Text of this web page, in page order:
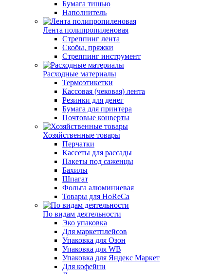
Бумага тишью
Наполнитель
Лента полипропиленовая
Стреппинг лента
Скобы, пряжки
Стреппинг инструмент
Расходные материалы
Термоэтикетки
Кассовая (чековая) лента
Резинки для денег
Бумага для принтера
Почтовые конверты
Хозяйственные товары
Перчатки
Кассеты для рассады
Пакеты под саженцы
Бахилы
Шпагат
Фольга алюминиевая
Товары для HoReCa
По видам деятельности
Эко упаковка
Для маркетплейсов
Упаковка для Озон
Упаковка для WB
Упаковка для Яндекс Маркет
Для кофейни